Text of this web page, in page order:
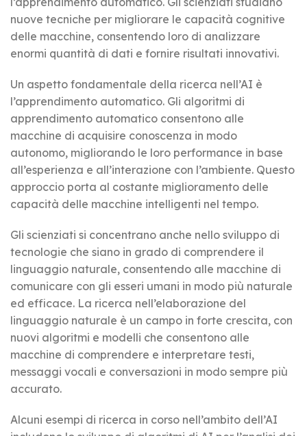
nuove tecniche per migliorare le capacità cognitive
delle macchine, consentendo loro di analizzare
enormi quantità di dati e fornire risultati innovativi.
Un aspetto fondamentale della ricerca nell’AI è
l’apprendimento automatico. Gli algoritmi di
apprendimento automatico consentono alle
macchine di acquisire conoscenza in modo
autonomo, migliorando le loro performance in base
all’esperienza e all’interazione con l’ambiente. Questo
approccio porta al costante miglioramento delle
capacità delle macchine intelligenti nel tempo.
Gli scienziati si concentrano anche nello sviluppo di
tecnologie che siano in grado di comprendere il
linguaggio naturale, consentendo alle macchine di
comunicare con gli esseri umani in modo più naturale
ed efficace. La ricerca nell’elaborazione del
linguaggio naturale è un campo in forte crescita, con
nuovi algoritmi e modelli che consentono alle
macchine di comprendere e interpretare testi,
messaggi vocali e conversazioni in modo sempre più
accurato.
Alcuni esempi di ricerca in corso nell’ambito dell’AI